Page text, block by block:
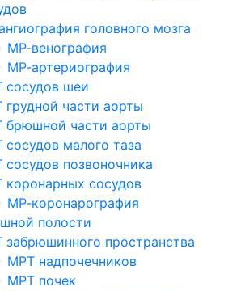
головного мозга
МР-венография
МР-артериография
сосудов шеи
части аорты
брюшной части аорты
малого таза
позвоночника
коронарных сосудов
МР-коронарография
полости
пространства
МРТ надпочечников
МРТ почек